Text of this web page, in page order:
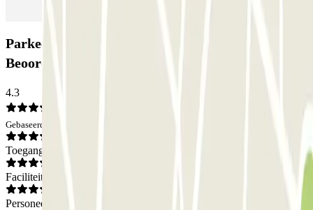
Parkeergarage ParkBee Prins Alexanderplein B:
Beoordelingen
4.3
Gebaseerd op 1 meningen
Toegang
Faciliteiten
Personeel